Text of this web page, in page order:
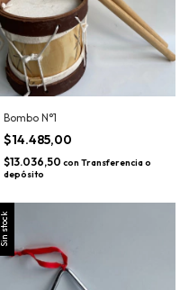
Bombo N°1
$14.485,00
$13.036,50 con Transferencia o
depósito
Sin stock